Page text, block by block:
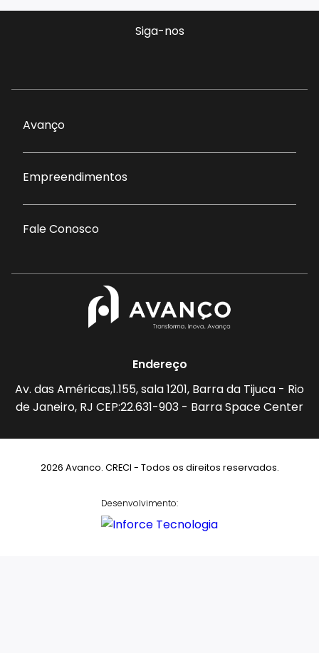
Siga-nos
Avanço
Empreendimentos
Fale Conosco
Endereço
Av. das Américas,1.155, sala 1201, Barra da Tijuca - Rio
de Janeiro, RJ CEP:22.631-903 - Barra Space Center
2026 Avanco. CRECI - Todos os direitos reservados.
Desenvolvimento: